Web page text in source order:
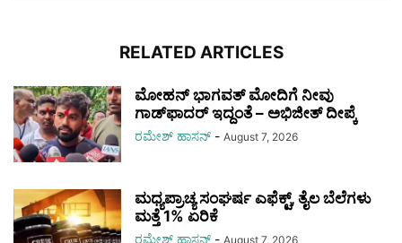
RELATED ARTICLES
ಮೋಹನ್ ಭಾಗವತ್ ಮೋದಿಗೆ ನೀವು
ಗಾಡ್‌ಫಾದರ್ ಇದ್ದಂತೆ – ಅಭಿಜೀತ್ ದೀಪ್ಕೆ
ರಮೇಶ್‌ ಹಾಸನ್‌ - August 7, 2026
ಮಧ್ಯಪ್ರಾಚ್ಯ ಸಂಘರ್ಷ ಎಫೆಕ್ಟ್, ತೈಲ ಬೆಲೆಗಳು
ಮತ್ತೆ 1% ಏರಿಕೆ
ರಮೇಶ್‌ ಹಾಸನ್‌ - August 7, 2026